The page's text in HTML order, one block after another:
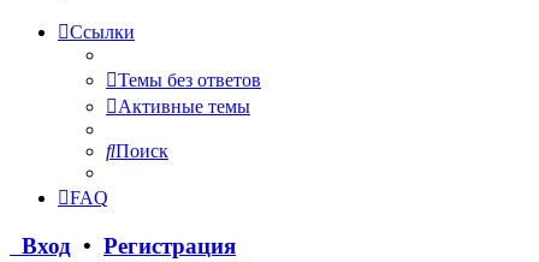
Ссылки
Темы без ответов
Активные темы
Поиск
FAQ
Вход • Регистрация